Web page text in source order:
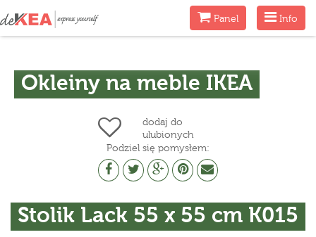
Menu
Info
MenuPanel
Okleiny na meble IKEA
dodaj do
ulubionych
Podziel się pomysłem:
Stolik Lack 55 x 55 cm K015